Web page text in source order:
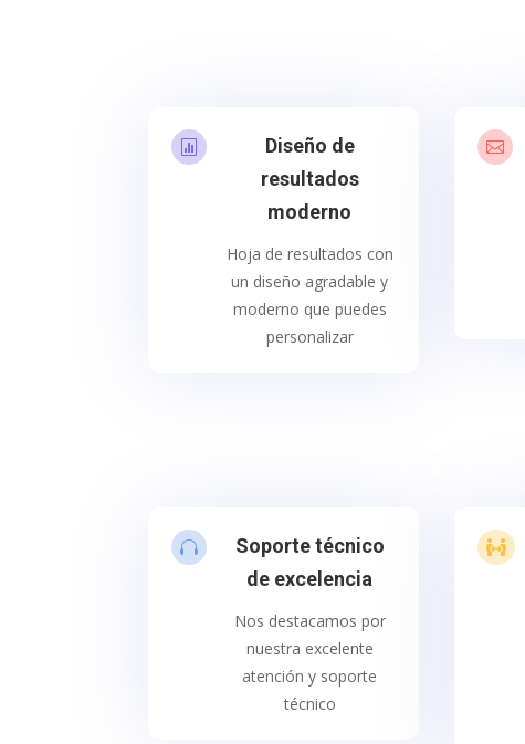

Diseño de
resultados
moderno
Hoja de resultados con
un diseño agradable y
moderno que puedes
personalizar


Soporte técnico
de excelencia
Nos destacamos por
nuestra excelente
atención y soporte
técnico
